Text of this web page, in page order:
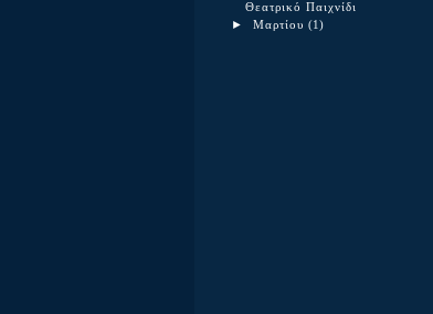
Θεατρικό Παιχνίδι
► Μαρτίου (1)